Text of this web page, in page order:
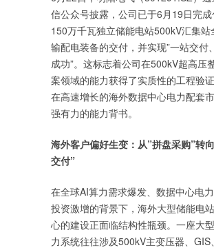
信公众号披露，公司已于6月19日完
150万千瓦独立储能电站500kV汇集站
输配电装备的交付，并实现”一站交付
成功”。这标志着公司在500kV超高压
案领域的能力获得了实质性的工程验
在高速增长的海外数据中心电力配套
强有力的能力背书。
海外客户偏好生变：从”拼盘采购”转
交付”
在全球AI算力需求爆发、数据中心电
投资激增的背景下，海外大型储能电
心的建设正面临结构性瓶颈。一座大
力系统往往涉及500kV主变压器、GIS、